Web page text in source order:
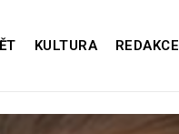
KULTURA REDAKCE